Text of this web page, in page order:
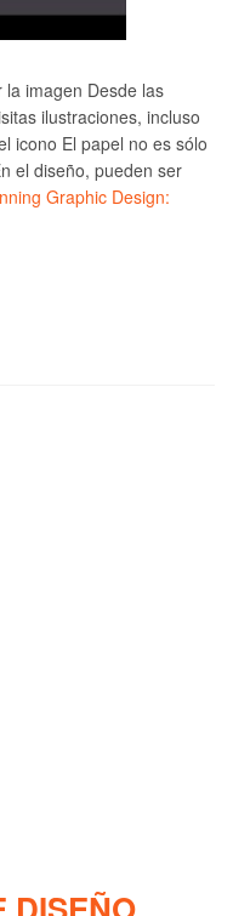
imagen Desde las
ilustraciones, incluso
icono El papel no es sólo
el diseño, pueden ser
Graphic Design: